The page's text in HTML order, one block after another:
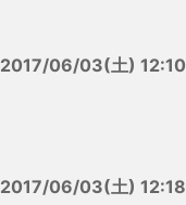
2017/06/03(土) 12:10
2017/06/03(土) 12:18